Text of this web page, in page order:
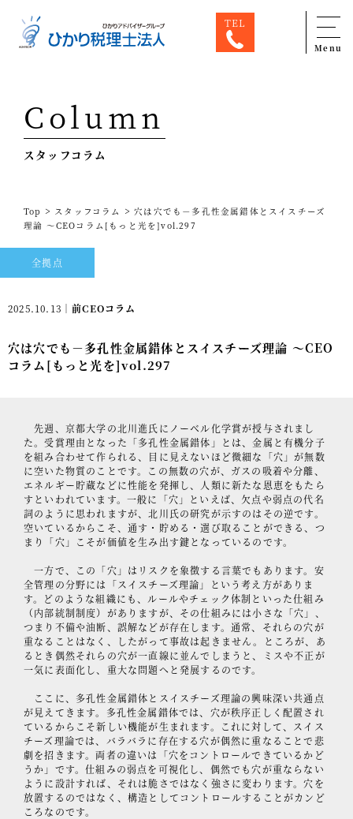
TEL
Menu
専門家一覧
ひかり税理士法人について
サービス
出版物
コラム
HAGレポート
採用情報
税理士変更をお考えの方
メールマガジン登録
ニュース
Twitter
Facebook
Column
スタッフコラム
Top > スタッフコラム >穴は穴でも－多孔性金属錯体とスイスチーズ
理論 ～CEOコラム[もっと光を]vol.297
全拠点
2025.10.13｜前CEOコラム
穴は穴でも－多孔性金属錯体とスイスチーズ理論 ～CEO
コラム[もっと光を]vol.297
先週、京都大学の北川進氏にノーベル化学賞が授与されまし
た。受賞理由となった「多孔性金属錯体」とは、金属と有機分子
を組み合わせて作られる、目に見えないほど微細な「穴」が無数
に空いた物質のことです。この無数の穴が、ガスの吸着や分離、
エネルギー貯蔵などに性能を発揮し、人類に新たな恩恵をもたら
すといわれています。一般に「穴」といえば、欠点や弱点の代名
詞のように思われますが、北川氏の研究が示すのはその逆です。
空いているからこそ、通す・貯める・選び取ることができる、つ
まり「穴」こそが価値を生み出す鍵となっているのです。
一方で、この「穴」はリスクを象徴する言葉でもあります。安
全管理の分野には「スイスチーズ理論」という考え方がありま
す。どのような組織にも、ルールやチェック体制といった仕組み
（内部統制制度）がありますが、その仕組みには小さな「穴」、
つまり不備や油断、誤解などが存在します。通常、それらの穴が
重なることはなく、したがって事故は起きません。ところが、あ
るとき偶然それらの穴が一直線に並んでしまうと、ミスや不正が
一気に表面化し、重大な問題へと発展するのです。
ここに、多孔性金属錯体とスイスチーズ理論の興味深い共通点
が見えてきます。多孔性金属錯体では、穴が秩序正しく配置され
ているからこそ新しい機能が生まれます。これに対して、スイス
チーズ理論では、バラバラに存在する穴が偶然に重なることで悲
劇を招きます。両者の違いは「穴をコントロールできているかど
うか」です。仕組みの弱点を可視化し、偶然でも穴が重ならない
ように設計すれば、それは脆さではなく強さに変わります。穴を
放置するのではなく、構造としてコントロールすることがカンど
ころなのです。